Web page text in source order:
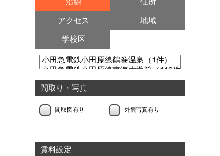
沿線 住所
アクセス 地域
学校区
間取り・写真
間取図有り 外観写真有り
賃料設定